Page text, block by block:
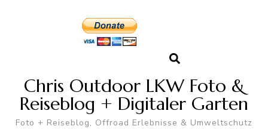
Chris Outdoor LKW Foto &
Reiseblog + Digitaler Garten
Foto + Reiseblog, Offroad Erlebnisse & Umweltschutz